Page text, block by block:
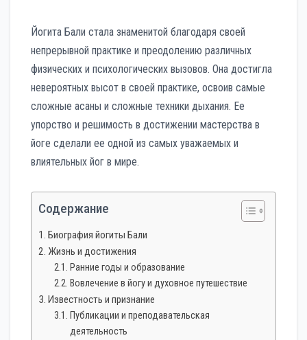
Йогита Бали стала знаменитой благодаря своей
непрерывной практике и преодолению различных
физических и психологических вызовов. Она достигла
невероятных высот в своей практике, освоив самые
сложные асаны и сложные техники дыхания. Ее
упорство и решимость в достижении мастерства в
йоге сделали ее одной из самых уважаемых и
влиятельных йог в мире.
Содержание
Биография йогиты Бали
Жизнь и достижения
Ранние годы и образование
Вовлечение в йогу и духовное путешествие
Известность и признание
Публикации и преподавательская
деятельность